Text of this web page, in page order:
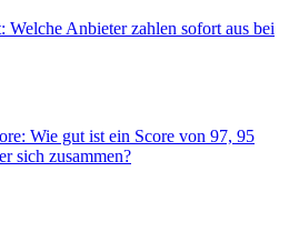
Welche Anbieter zahlen sofort aus bei
Wie gut ist ein Score von 97, 95
sich zusammen?